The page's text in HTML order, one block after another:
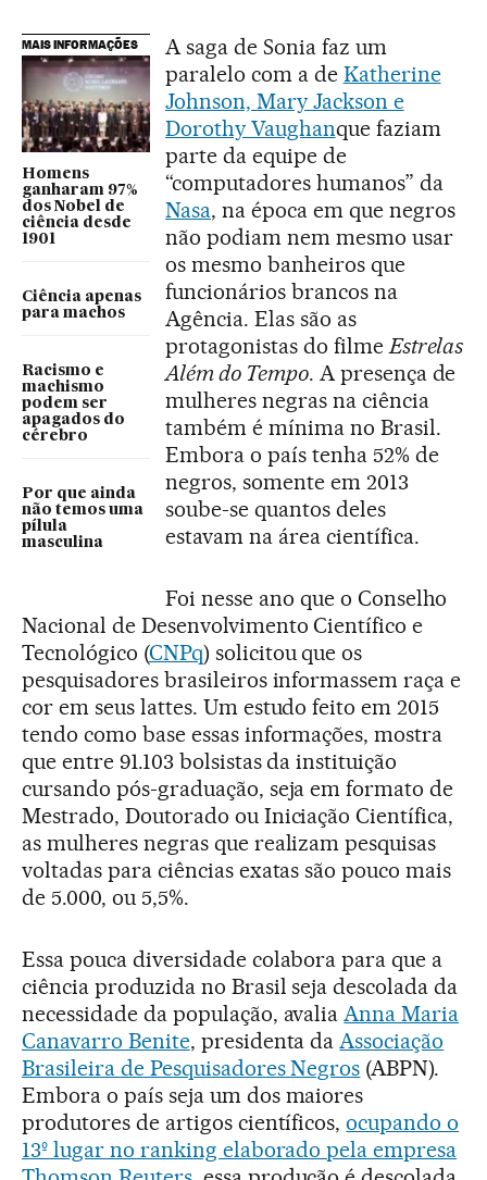
MAIS INFORMAÇÕES
Homens
ganharam 97%
dos Nobel de
ciência desde
1901
Ciência apenas
para machos
Racismo e
machismo
podem ser
apagados do
cérebro
Por que ainda
não temos uma
pílula
masculina
A saga de Sonia faz um
paralelo com a de Katherine
Johnson, Mary Jackson e
Dorothy Vaughanque faziam
parte da equipe de
“computadores humanos” da
Nasa, na época em que negros
não podiam nem mesmo usar
os mesmo banheiros que
funcionários brancos na
Agência. Elas são as
protagonistas do filmeEstrelas
Além do Tempo. A presença de
mulheres negras na ciência
também é mínima no Brasil.
Embora o país tenha 52% de
negros, somente em 2013
soube-se quantos deles
estavam na área científica.
Foi nesse ano que o Conselho
Nacional de Desenvolvimento Científico e
Tecnológico (CNPq) solicitou que os
pesquisadores brasileiros informassem raça e
cor em seus lattes. Um estudo feito em 2015
tendo como base essas informações, mostra
que entre 91.103 bolsistas da instituição
cursando pós-graduação, seja em formato de
Mestrado, Doutorado ou Iniciação Científica,
as mulheres negras que realizam pesquisas
voltadas para ciências exatas são pouco mais
de 5.000, ou 5,5%.
Essa pouca diversidade colabora para que a
ciência produzida no Brasil seja descolada da
necessidade da população, avaliaAnna Maria
Canavarro Benite, presidenta daAssociação
Brasileira de Pesquisadores Negros (ABPN).
Embora o país seja um dos maiores
produtores de artigos científicos,ocupando o
13º lugar no ranking elaborado pela empresa